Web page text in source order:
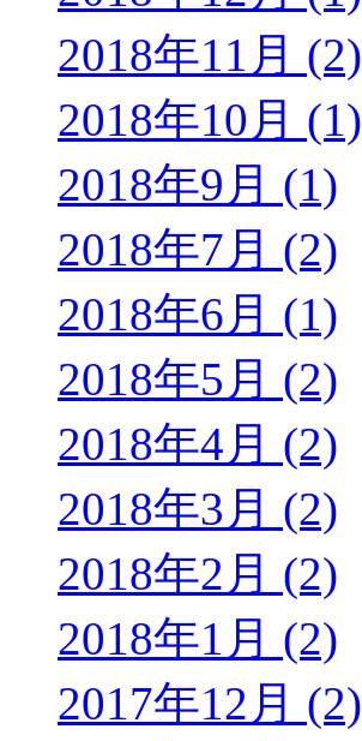
2018年11月 (2)
2018年10月 (1)
2018年9月 (1)
2018年7月 (2)
2018年6月 (1)
2018年5月 (2)
2018年4月 (2)
2018年3月 (2)
2018年2月 (2)
2018年1月 (2)
2017年12月 (2)